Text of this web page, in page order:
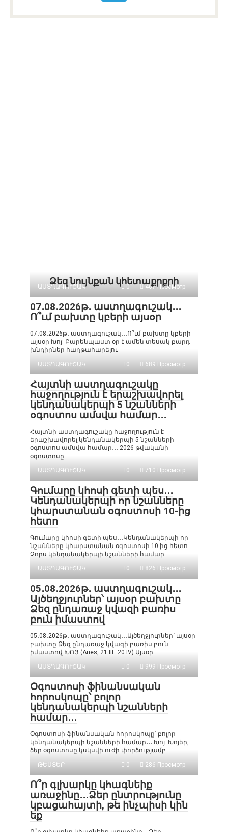
Ձեզ նույնքան կհետաքրքրի
ԱՍՏՂԱԳՈՒՇԱԿ 0 467 Просмотр
07․08․2026թ․ աստղագուշակ․․․
Ո՞ւմ բախտը կբերի այսօր
07․08․2026թ․ աստղագուշակ․․․Ո՞ւմ բախտը կբերի
այսօր Խոյ: Բարենպաստ օր է ամեն տեսակ բարդ
խնդիրներ հաղթահարելու
ԱՍՏՂԱԳՈՒՇԱԿ
0 689 Просмотр
Հայտնի աստղագուշակը
հաջողություն է երաշխավորել
կենդանակերպի 5 նշանների
օգոստոս ամսվա համար․․․
Հայտնի աստղագուշակը հաջողություն է
երաշխավորել կենդանակերպի 5 նշանների
օգոստոս ամսվա համար․․․ 2026 թվականի
օգոստոսը
ԱՍՏՂԱԳՈՒՇԱԿ
0 710 Просмотр
Գումարը կհոսի գետի պես․․․
Կենդանակերպի որ նշանները
կհարստանան օգոստոսի 10-ից
հետո
Գումարը կհոսի գետի պես․․․Կենդանակերպի որ
նշանները կհարստանան օգոստոսի 10-ից հետո
Չորս կենդանակերպի նշանների համար
ԱՍՏՂԱԳՈՒՇԱԿ
0 826 Просмотр
05․08․2026թ․ աստղագուշակ․․․
Այծեղջյուրներ՝ այսօր բախտը
Ձեզ ընդառաջ կվազի բառիս
բուն իմաստով
05․08․2026թ․ աստղագուշակ․․․Այծեղջյուրներ՝ այսօր
բախտը Ձեզ ընդառաջ կվազի բառիս բուն
իմաստով ԽՈՅ (Aries, 21.III–20.IV) Այսօր
ԱՍՏՂԱԳՈՒՇԱԿ
0 999 Просмотр
Օգոստոսի ֆինանսական
հորոսկոպը՝ բոլոր
կենդանակերպի նշանների
համար․․․
Օգոստոսի ֆինանսական հորոսկոպը՝ բոլոր
կենդանակերպի նշանների համար․․․ Խոյ. Խոյեր,
ձեր օգոստոսը կսկսվի ուժի փորձությամբ:
ԹԵՍՏԵՐ
0 286 Просмотр
Ո՞ր գլխարկը կհագնեիք
առաջինը․․․Ձեր ընտրությունը
կբացահայտի, թե ինչպիսի կին
եք